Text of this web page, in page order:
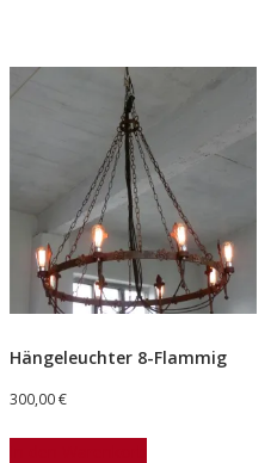
Hängeleuchter 8-Flammig
300,00€